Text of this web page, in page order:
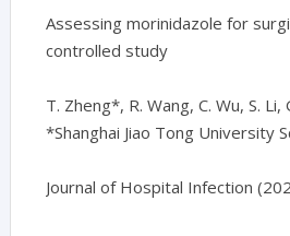
Assessing morinidazole for
controlled study
T. Zheng*, R. Wang, C. Wu, S. Li,
*Shanghai Jiao Tong University
Journal of Hospital Infection